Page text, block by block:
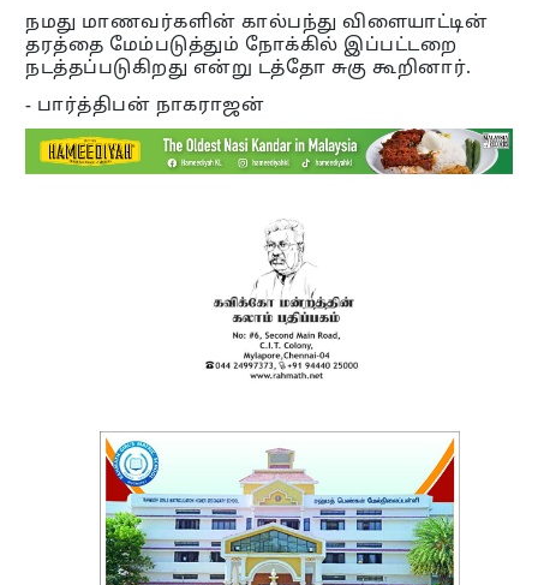
நமது மாணவர்களின் கால்பந்து விளையாட்டின்
தரத்தை மேம்படுத்தும் நோக்கில் இப்பட்டறை
நடத்தப்படுகிறது என்று டத்தோ சுகு கூறினார்.
- பார்த்திபன் நாகராஜன்